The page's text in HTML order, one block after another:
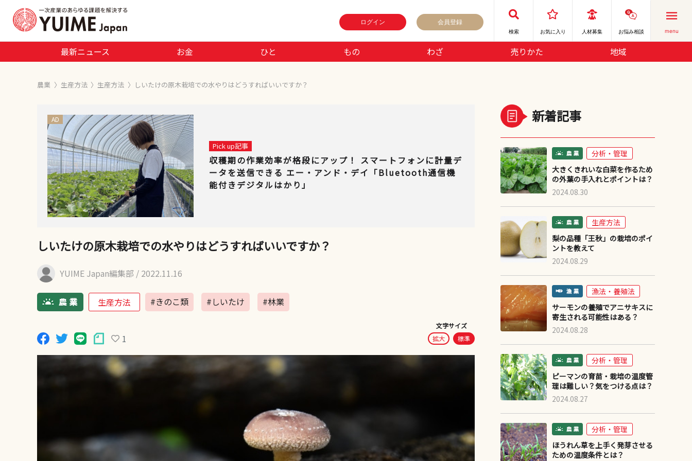
ログイン 会員登録
検索 お気に⼊り 人材募集 お悩み相談 menu
最新ニュース お金 ひと もの わざ 売りかた 地域
農業 〉 生産方法 〉 生産方法 〉 しいたけの原木栽培での水やりはどうすればいいですか？
AD
Pick up記事
収穫期の作業効率が格段にアップ！ スマートフォンに計量デ
ータを送信できる エー・アンド・デイ「Bluetooth通信機
能付きデジタルはかり」
しいたけの原木栽培での水やりはどうすればいいですか？
YUIME Japan編集部 / 2022.11.16
生産方法 #きのこ類 #しいたけ #林業
1
文字サイズ
拡大
標準
新着記事
分析・管理
大きくきれいな白菜を作るため
の外葉の手入れとポイントは？
2024.08.30
生産方法
梨の品種「王秋」の栽培のポイ
ントを教えて
2024.08.29
漁法・養殖法
サーモンの養殖でアニサキスに
寄生される可能性はある？
2024.08.28
分析・管理
ピーマンの育苗・栽培の温度管
理は難しい？気をつける点は？
2024.08.27
分析・管理
ほうれん草を上手く発芽させる
ための温度条件とは？